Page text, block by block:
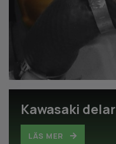
Kawasaki delar
LÄS MER